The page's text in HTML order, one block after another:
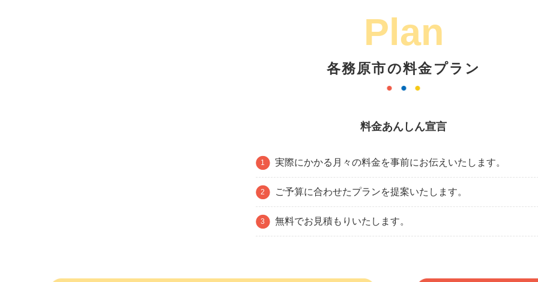
Plan
各務原市の料金プラン
料金あんしん宣言
実際にかかる月々の料金を事前にお伝えいたします。
ご予算に合わせたプランを提案いたします。
無料でお見積もりいたします。